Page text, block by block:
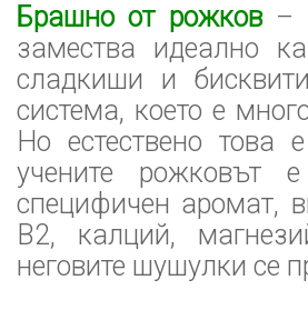
Брашно от рожков–
замества идеално
сладкиши и
система, което е
Но естествено
учените рожковът
специфичен аромат,
В2, калций,
неговите шушулки се